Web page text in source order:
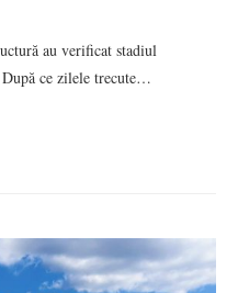
au verificat stadiul
ce zilele trecute…